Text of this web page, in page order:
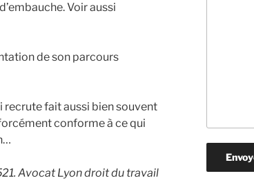
Voir aussi
de son parcours
recrute fait aussi bien souvent
conforme à ce qui
Avocat Lyon droit du travail